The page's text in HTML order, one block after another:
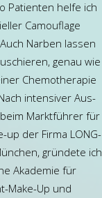
Patienten helfe ich
Camouflage
Narben lassen
genau wie
Chemotherapie
intensiver Aus-
Marktführer für
up der Firma LONG-
gründete ich
Akademie für
Make-Up und